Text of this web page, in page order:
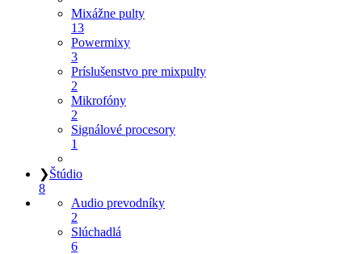
Mixážne pulty
13
Powermixy
3
Príslušenstvo pre mixpulty
2
Mikrofóny
2
Signálové procesory
1
❯Štúdio
8
Audio prevodníky
2
Slúchadlá
6